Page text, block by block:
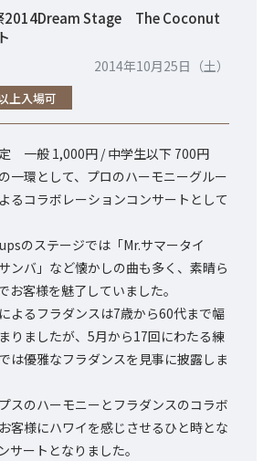
2014Dream Stage The Coconut
2014年10月25日（土）
上入場可
定 一般 1,000円 / 中学生以下 700円
一環として、プロのハーモニーグルー
るコラボレーションコンサートとして
のステージでは「Mr.サマータイ
ンバ」など懐かしの曲も多く、素晴ら
お客様を魅了していました。
よるフラダンスは7歳から60代まで幅
りましたが、5月から17回にわたる練
は優雅なフラダンスを見事に披露しま
スのハーモニーとフラダンスのコラボ
客様にハワイを感じさせるひと時とな
サートとなりました。